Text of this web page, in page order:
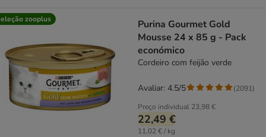
zooplus
Purina Gourmet Gold
Mousse 24 x 85 g - Pack
económico
Cordeiro com feijão verde
Preço individual 23,98 €
22,49 €
11,02 € / kg
Avaliar: 4.5/5 (2091)